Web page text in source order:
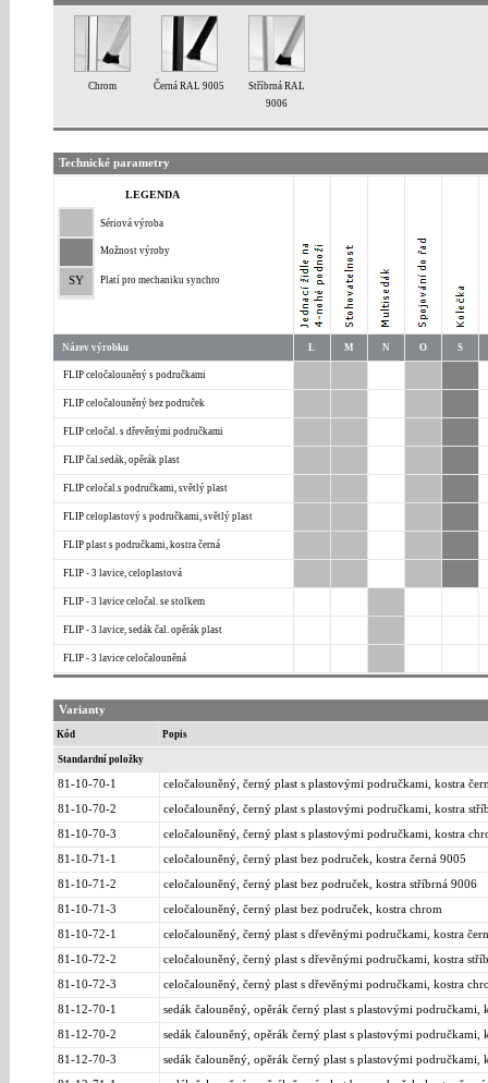
Chrom Černá RAL 9005
Stříbrná RAL
9006
Technické parametry
LEGENDA
SY
Sériová výroba
Možnost výroby
Platí pro mechaniku synchro
Název výrobku L M N O S
FLIP celočalouněný s područkami
FLIP celočalouněný bez područek
FLIP celočal. s dřevěnými područkami
FLIP čal.sedák, opěrák plast
FLIP celočal.s područkami, světlý plast
FLIP celoplastový s područkami, světlý plast
FLIP plast s područkami, kostra černá
FLIP - 3 lavice, celoplastová
FLIP - 3 lavice celočal. se stolkem
FLIP - 3 lavice, sedák čal. opěrák plast
FLIP - 3 lavice celočalouněná
Varianty
Kód Popis
Standardní položky
81-10-70-1 celočalouněný, černý plast s plastovými područkami, kostra
81-10-70-2 celočalouněný, černý plast s plastovými područkami, kostra
81-10-70-3 celočalouněný, černý plast s plastovými područkami, kostra
81-10-71-1 celočalouněný, černý plast bez područek, kostra černá 9005
81-10-71-2 celočalouněný, černý plast bez područek, kostra stříbrná 9006
81-10-71-3 celočalouněný, černý plast bez područek, kostra chrom
81-10-72-1 celočalouněný, černý plast s dřevěnými područkami, kostra
81-10-72-2 celočalouněný, černý plast s dřevěnými područkami, kostra
81-10-72-3 celočalouněný, černý plast s dřevěnými područkami, kostra
81-12-70-1 sedák čalouněný, opěrák černý plast s plastovými područkami,
81-12-70-2 sedák čalouněný, opěrák černý plast s plastovými područkami,
81-12-70-3 sedák čalouněný, opěrák černý plast s plastovými područkami,